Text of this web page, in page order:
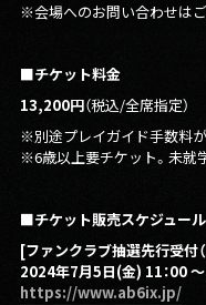
※会場へのお問い合わせはご
■チケット料金
13,200円（税込/全席指定）
※別途プレイガイド手数料が
※6歳以上要チケット。未就
■チケット販売スケジュール
[ファンクラブ抽選先行受付
2024年7月5日(金) 11：00
https://www.ab6ix.jp/